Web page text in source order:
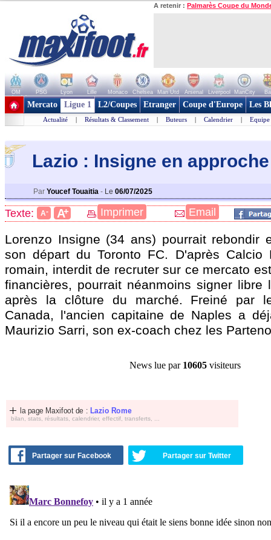
A retenir : Palmarès Coupe du
OM PSG Lyon Lille Monaco Chelsea Man Utd Arsenal Liverpool ManCity
+ de clubs
Mercato Ligue 1 L2/Coupes Etranger Coupe d'Europe Les
Actualité | Résultats & Classement | Buteurs | Calendrier | Equipe
Lazio : Insigne en approche
Par Youcef Touaitia - Le 06/07/2025
Texte: A- A+ Imprimer Email
Lorenzo Insigne (34 ans) pourrait rebondir
son départ du Toronto FC. D'après Calcio
romain, interdit de recruter sur ce mercato
financières, pourrait néanmoins signer libre
après la clôture du marché. Freiné par
Canada, l'ancien capitaine de Naples a
Maurizio Sarri, son ex-coach chez les
News lue par 10605 visiteurs
la page Maxifoot de : Lazio Rome
bilan, stats, résultats, calendrier, effectif, transferts, ...
Partager sur Facebook Partager sur Twitter